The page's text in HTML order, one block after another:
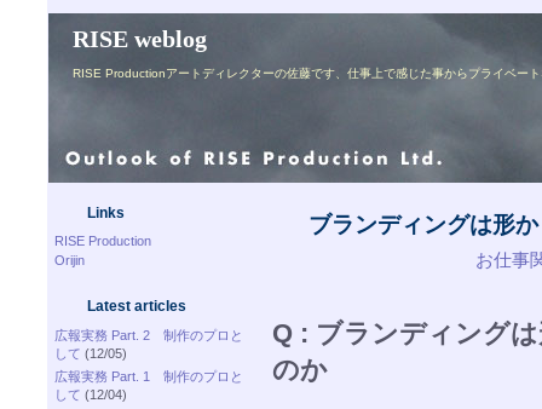
RISE weblog
RISE Productionアートディレクターの佐藤です、仕事上で感じた事からプライベー
Links
RISE Production
Orijin
Latest articles
広報実務 Part. 2 制作のプロと
して (12/05)
広報実務 Part. 1 制作のプロと
して (12/04)
ブランディングは形
お仕事
Q : ブランディング
のか